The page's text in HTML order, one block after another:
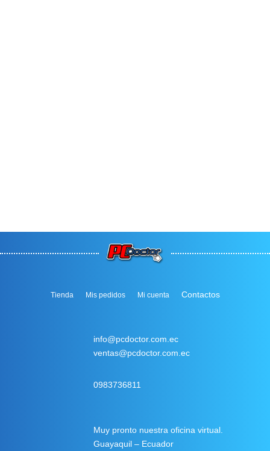
Tienda Mis pedidos Mi cuenta Contactos
info@pcdoctor.com.ec
ventas@pcdoctor.com.ec
0983736811
Muy pronto nuestra oficina virtual.
Guayaquil – Ecuador